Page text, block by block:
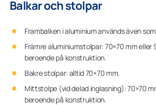
Balkar och stolpar
Frambalken i aluminium används även
Främre aluminiumstolpar: 70×70 mmeller
beroende på konstruktion.
Bakre stolpar: alltid 70×70 mm.
Mittstolpe (vid delad inglasning): 70×70
beroende på konstruktion.